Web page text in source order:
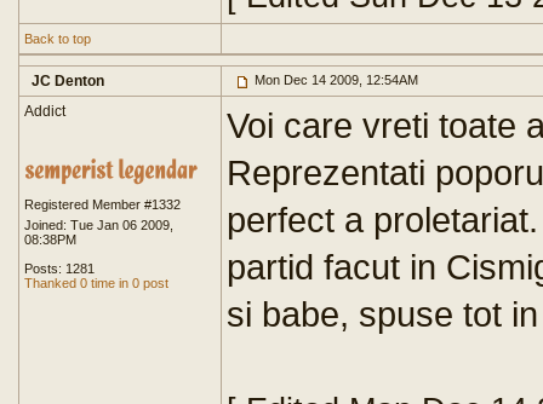
Back to top
JC Denton Mon Dec 14 2009, 12:54AM
Addict
Registered Member #1332
Joined: Tue Jan 06 2009,
08:38PM
Posts: 1281
Thanked 0 time in 0 post
Voi care vreti toate
Reprezentati
perfect a
partid facut in
si babe, spuse tot